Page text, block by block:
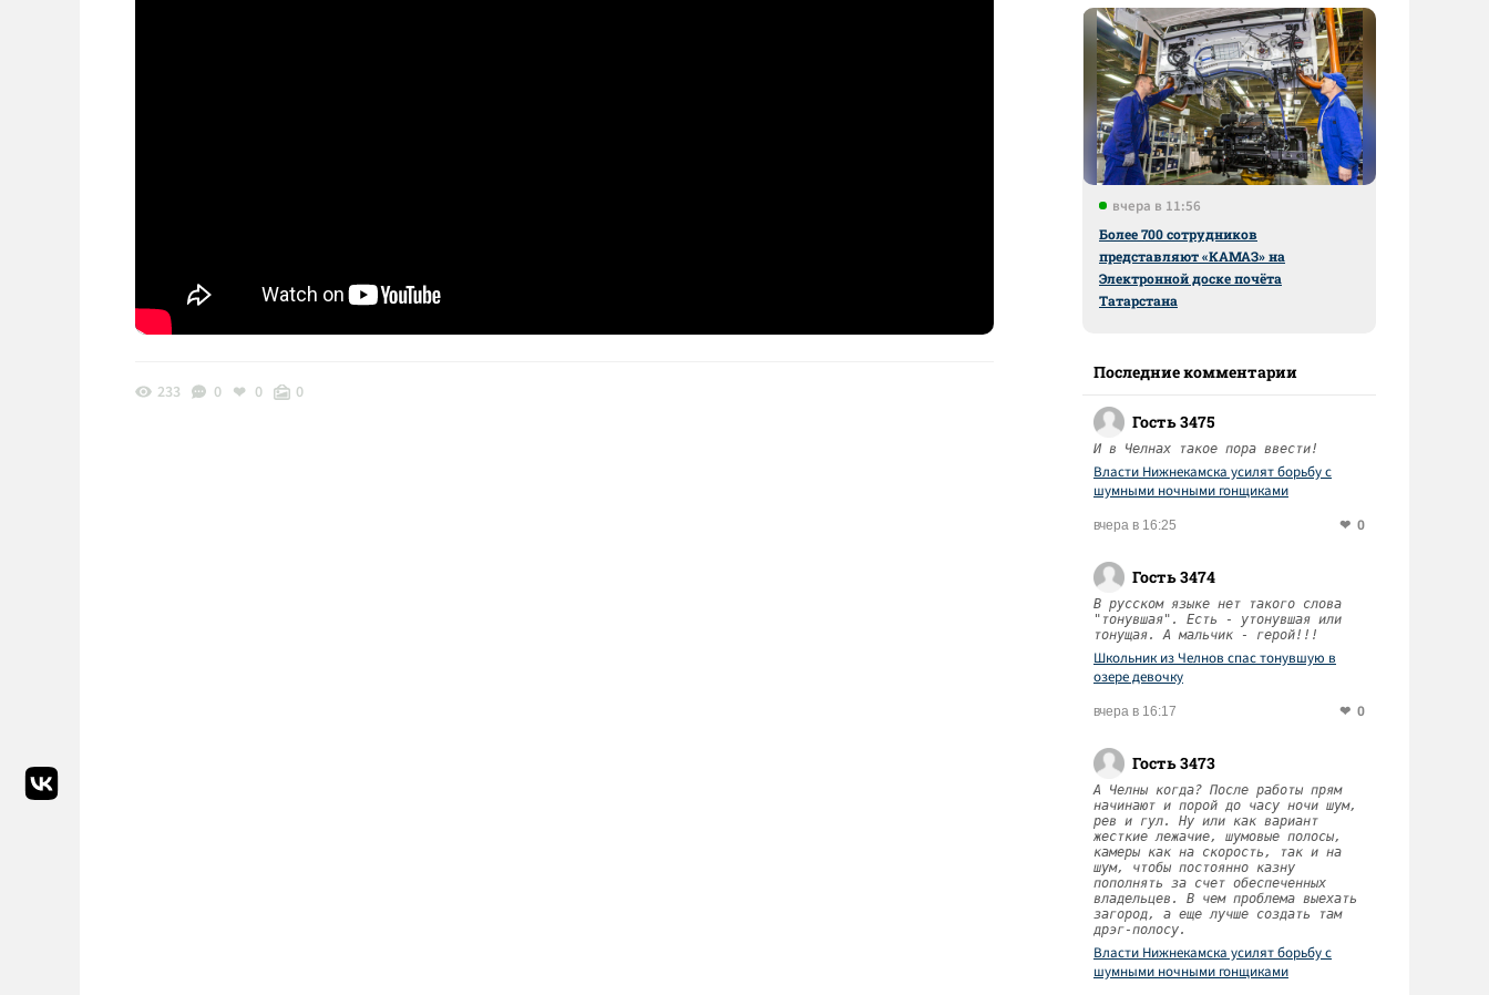
233 0 0 0
вчера в 11:56
Более 700 сотрудников
представляют «КАМАЗ» на
Электронной доске почёта
Татарстана
Последние комментарии
Гость 3475
И в Челнах такое пора ввести!
Власти Нижнекамска усилят борьбу с
шумными ночными гонщиками
вчера в 16:25 0
Гость 3474
В русском языке нет такого слова
"тонувшая". Есть - утонувшая или
тонущая. А мальчик - герой!!!
Школьник из Челнов спас тонувшую в
озере девочку
вчера в 16:17 0
Гость 3473
А Челны когда? После работы прям
начинают и порой до часу ночи шум,
рев и гул. Ну или как вариант
жесткие лежачие, шумовые полосы,
камеры как на скорость, так и на
шум, чтобы постоянно казну
пополнять за счет обеспеченных
владельцев. В чем проблема выехать
загород, а еще лучше создать там
дрэг-полосу.
Власти Нижнекамска усилят борьбу с
шумными ночными гонщиками